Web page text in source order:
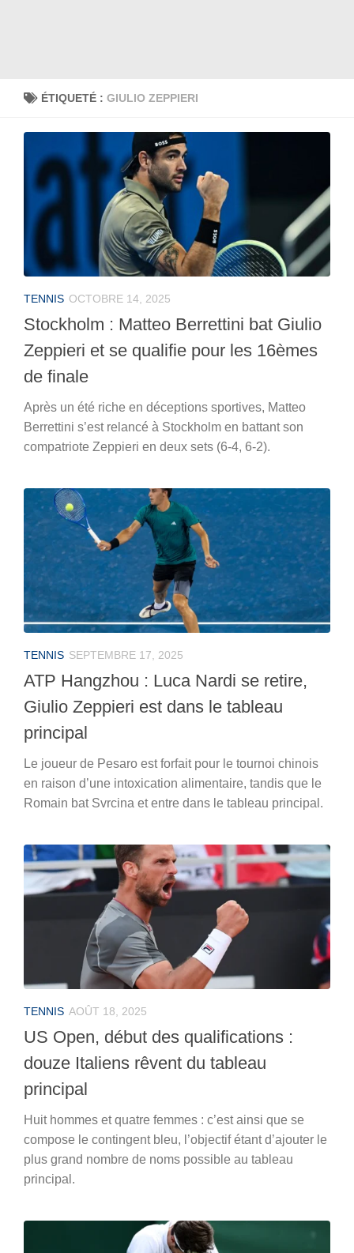
ÉTIQUETÉ : GIULIO ZEPPIERI
TENNIS OCTOBRE 14, 2025
Stockholm : Matteo Berrettini bat Giulio
Zeppieri et se qualifie pour les 16èmes
de finale
Après un été riche en déceptions sportives, Matteo
Berrettini s’est relancé à Stockholm en battant son
compatriote Zeppieri en deux sets (6-4, 6-2).
TENNIS SEPTEMBRE 17, 2025
ATP Hangzhou : Luca Nardi se retire,
Giulio Zeppieri est dans le tableau
principal
Le joueur de Pesaro est forfait pour le tournoi chinois
en raison d’une intoxication alimentaire, tandis que le
Romain bat Svrcina et entre dans le tableau principal.
TENNIS AOÛT 18, 2025
US Open, début des qualifications :
douze Italiens rêvent du tableau
principal
Huit hommes et quatre femmes : c’est ainsi que se
compose le contingent bleu, l’objectif étant d’ajouter le
plus grand nombre de noms possible au tableau
principal.